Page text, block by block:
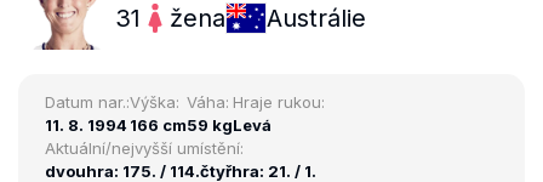
31 žena Austrálie
Datum nar.:
11. 8. 1994
Výška:
166 cm
Váha:
59 kg
Hraje rukou:
Levá
Aktuální/nejvyšší umístění:
dvouhra: 175. / 114.čtyřhra: 21. / 1.